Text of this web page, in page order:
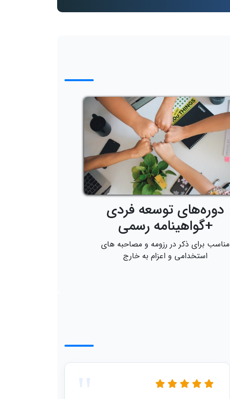
دوره‌های توسعه فردی
+گواهینامه رسمی
مناسب برای ذکر در رزومه و مصاحبه های
استخدامی و اعزام به خارج